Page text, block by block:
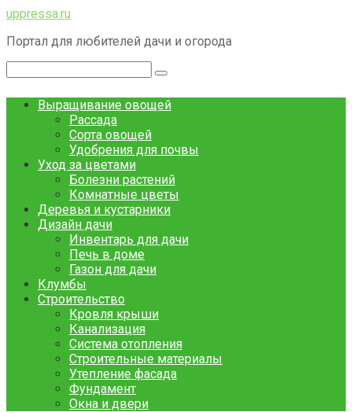
Перейти
контенту
uppressa.ru
Портал для любителей дачи и огорода
Выращивание овощей
Рассада
Сорта овощей
Удобрения для почвы
Уход за цветами
Болезни растений
Комнатные цветы
Деревья и кустарники
Дизайн дачи
Инвентарь для дачи
Печь в доме
Газон для дачи
Клумбы
Строительство
Кровля крыши
Канализация
Система отопления
Строительные материалы
Утепление фасада
Фундамент
Окна и двери